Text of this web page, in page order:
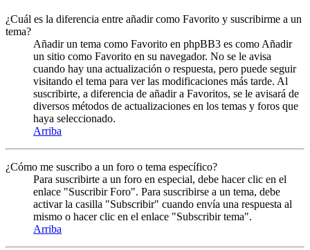
¿Cuál es la diferencia entre añadir como Favorito y suscribirme a un
tema?
Añadir un tema como Favorito en phpBB3 es como Añadir
un sitio como Favorito en su navegador. No se le avisa
cuando hay una actualización o respuesta, pero puede seguir
visitando el tema para ver las modificaciones más tarde. Al
suscribirte, a diferencia de añadir a Favoritos, se le avisará de
diversos métodos de actualizaciones en los temas y foros que
haya seleccionado.
Arriba
¿Cómo me suscribo a un foro o tema específico?
Para suscribirte a un foro en especial, debe hacer clic en el
enlace "Suscribir Foro". Para suscribirse a un tema, debe
activar la casilla "Subscribir" cuando envía una respuesta al
mismo o hacer clic en el enlace "Subscribir tema".
Arriba